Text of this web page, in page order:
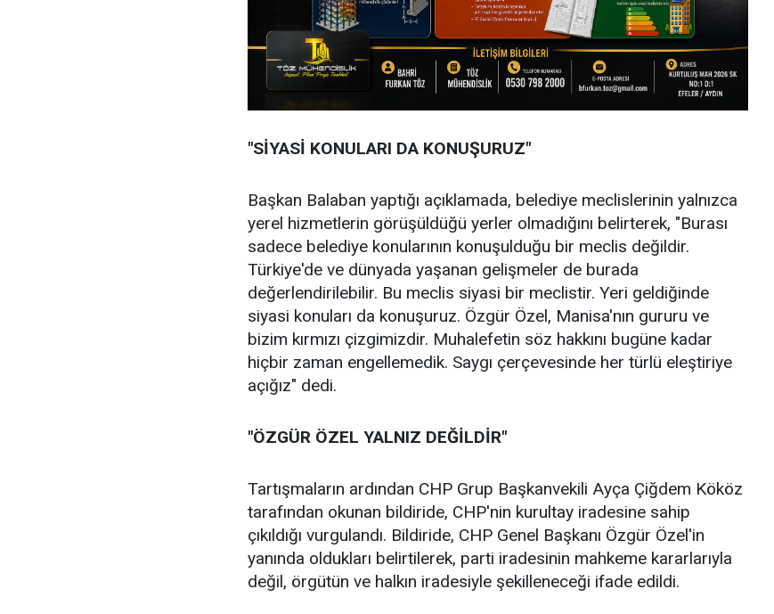
"SİYASİ KONULARI DA KONUŞURUZ"
Başkan Balaban yaptığı açıklamada, belediye meclislerinin yalnızca
yerel hizmetlerin görüşüldüğü yerler olmadığını belirterek, "Burası
sadece belediye konularının konuşulduğu bir meclis değildir.
Türkiye'de ve dünyada yaşanan gelişmeler de burada
değerlendirilebilir. Bu meclis siyasi bir meclistir. Yeri geldiğinde
siyasi konuları da konuşuruz. Özgür Özel, Manisa'nın gururu ve
bizim kırmızı çizgimizdir. Muhalefetin söz hakkını bugüne kadar
hiçbir zaman engellemedik. Saygı çerçevesinde her türlü eleştiriye
açığız" dedi.
"ÖZGÜR ÖZEL YALNIZ DEĞİLDİR"
Tartışmaların ardından CHP Grup Başkanvekili Ayça Çiğdem Kököz
tarafından okunan bildiride, CHP'nin kurultay iradesine sahip
çıkıldığı vurgulandı. Bildiride, CHP Genel Başkanı Özgür Özel'in
yanında oldukları belirtilerek, parti iradesinin mahkeme kararlarıyla
değil, örgütün ve halkın iradesiyle şekilleneceği ifade edildi.